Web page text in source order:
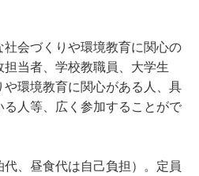
会づくりや環境教育に関心の
当者、学校教職員、大学生
環境教育に関心がある人、具
人等、広く参加することがで
、昼食代は自己負担）。定員